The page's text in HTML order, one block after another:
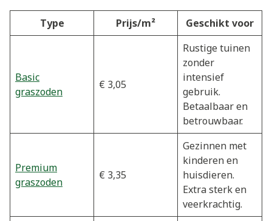
Type Prijs/m² Geschikt voor
Basic
graszoden
€ 3,05
Rustige tuinen
zonder
intensief
gebruik.
Betaalbaar en
betrouwbaar.
Premium
graszoden
€ 3,35
Gezinnen met
kinderen en
huisdieren.
Extra sterk en
veerkrachtig.